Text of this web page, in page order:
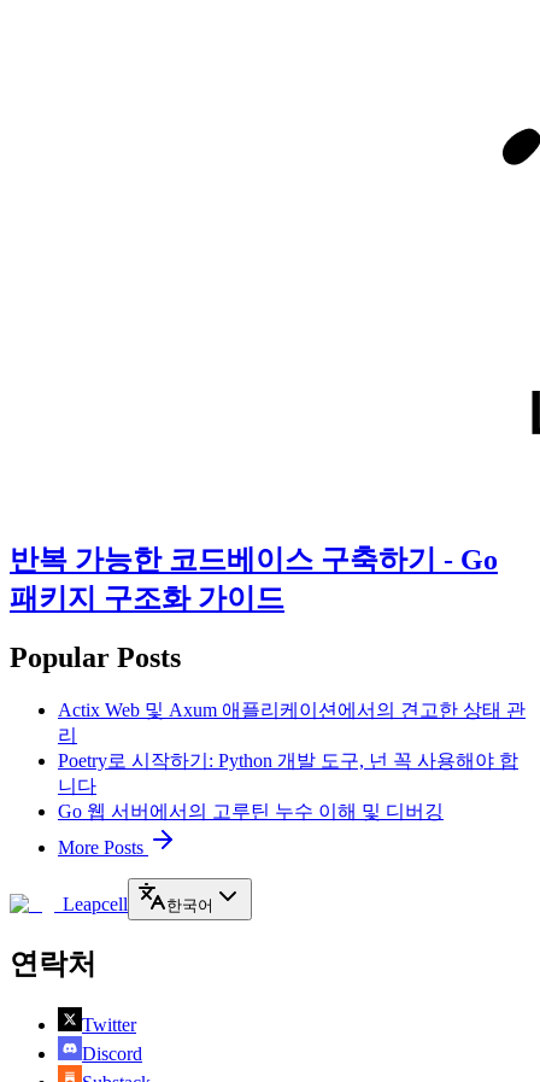
반복 가능한 코드베이스 구축하기 - Go
패키지 구조화 가이드
Popular Posts
Actix Web 및 Axum 애플리케이션에서의 견고한 상태 관
리
Poetry로 시작하기: Python 개발 도구, 넌 꼭 사용해야 합
니다
Go 웹 서버에서의 고루틴 누수 이해 및 디버깅
More Posts
Leapcell 한국어
연락처
Twitter
Discord